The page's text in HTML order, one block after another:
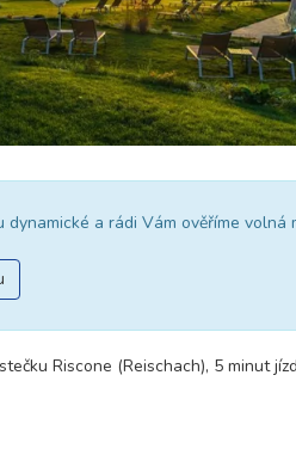
dynamické a rádi Vám ověříme volná
Riscone (Reischach), 5 minut